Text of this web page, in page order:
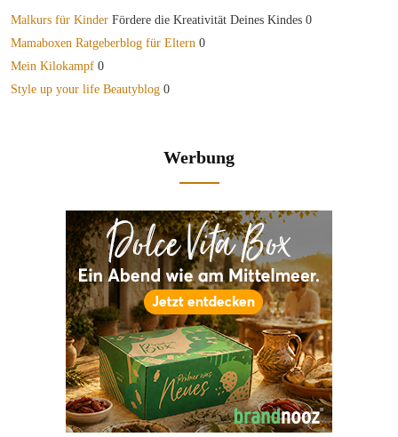
Malkurs für Kinder Fördere die Kreativität Deines Kindes 0
Mamaboxen Ratgeberblog für Eltern 0
Mein Kilokampf 0
Style up your life Beautyblog 0
Werbung